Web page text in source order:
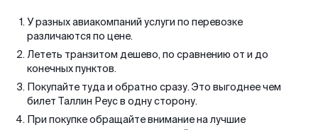
У разных авиакомпаний услуги по перевозке
различаются по цене.
Лететь транзитом дешево, по сравнению от и до
конечных пунктов.
Покупайте туда и обратно сразу. Это выгоднее чем
билет Таллин Реус в одну сторону.
При покупке обращайте внимание на лучшие